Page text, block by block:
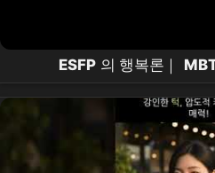
ESFP 의 행복론｜